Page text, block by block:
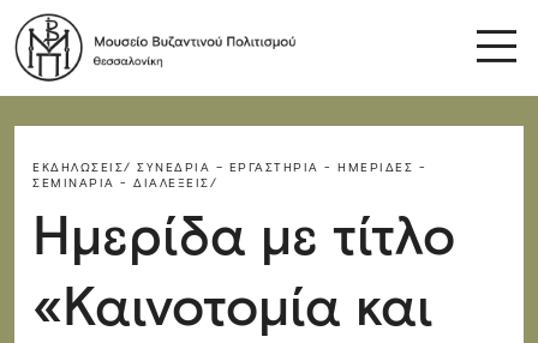
ΕΚΔΗΛΏΣΕΙΣ/ ΣΥΝΈΔΡΙΑ – ΕΡΓΑΣΤΉΡΙΑ - ΗΜΕΡΊΔΕΣ -
ΣΕΜΙΝΆΡΙΑ - ΔΙΑΛΈΞΕΙΣ/
Ημερίδα με τίτλο
«Καινοτομία και